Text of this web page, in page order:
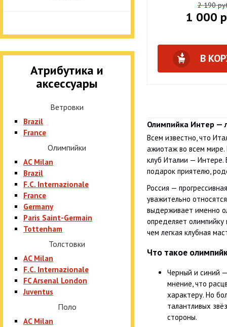
Атрибутика и
аксессуары
Ветровки
Brazil
France
Олимпийки
AC Milan
Brazil
F.C. Internazionale
France
Germany
Paris Saint-Germain
Tottenham
Толстовки
AC Milan
F.C. Internazionale
FC Arsenal London
Juventus
Поло
AC Milan
2 190
1 000
В
Олимпийка Интер —
Всем известно, что
ажиотаж во всем
клуб Италии — Интере.
подарок приятелю,
Россия —
уважительно
выдерживает именно
определяет
чем легкая клубная
Что такое
Черный и синий
мнение, что
характеру. Но
талантливых
стороны.